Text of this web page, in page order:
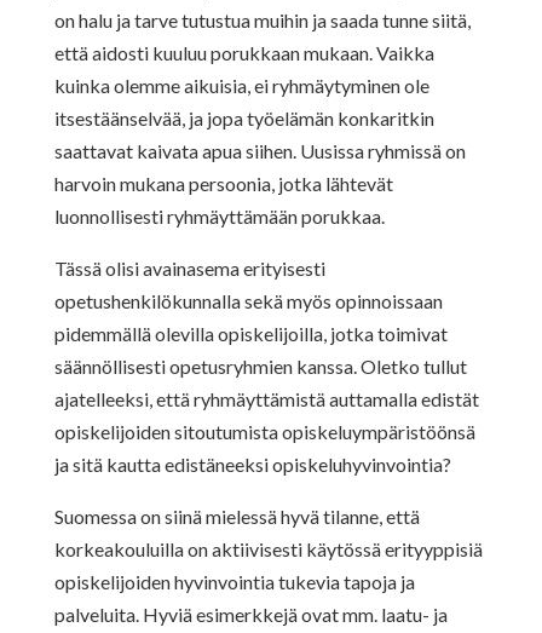
on halu ja tarve tutustua muihin ja saada tunne siitä,
että aidosti kuuluu porukkaan mukaan. Vaikka
kuinka olemme aikuisia, ei ryhmäytyminen ole
itsestäänselvää, ja jopa työelämän konkaritkin
saattavat kaivata apua siihen. Uusissa ryhmissä on
harvoin mukana persoonia, jotka lähtevät
luonnollisesti ryhmäyttämään porukkaa.
Tässä olisi avainasema erityisesti
opetushenkilökunnalla sekä myös opinnoissaan
pidemmällä olevilla opiskelijoilla, jotka toimivat
säännöllisesti opetusryhmien kanssa. Oletko tullut
ajatelleeksi, että ryhmäyttämistä auttamalla edistät
opiskelijoiden sitoutumista opiskeluympäristöönsä
ja sitä kautta edistäneeksi opiskeluhyvinvointia?
Suomessa on siinä mielessä hyvä tilanne, että
korkeakouluilla on aktiivisesti käytössä erityyppisiä
opiskelijoiden hyvinvointia tukevia tapoja ja
palveluita. Hyviä esimerkkejä ovat mm. laatu- ja